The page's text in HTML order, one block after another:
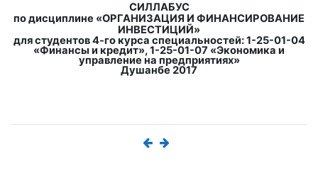
СИЛЛАБУС
по дисциплине «ОРГАНИЗАЦИЯ И ФИНАНСИРОВАНИЕ
ИНВЕСТИЦИЙ»
для студентов 4-го курса специальностей: 1-25-01-04
«Финансы и кредит», 1-25-01-07 «Экономика и
управление на предприятиях»
Душанбе 2017